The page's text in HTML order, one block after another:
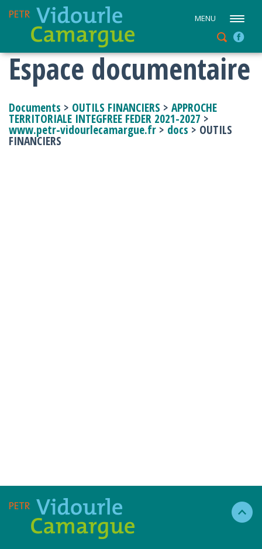
MENU
Espace documentaire
Documents > OUTILS FINANCIERS > APPROCHE
TERRITORIALE INTEGFREE FEDER 2021-2027 >
www.petr-vidourlecamargue.fr > docs > OUTILS
FINANCIERS